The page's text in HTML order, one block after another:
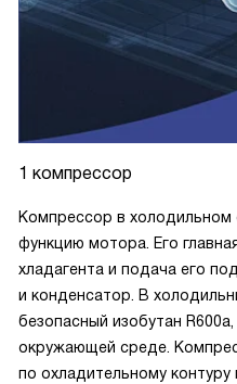
1 компрессор
Компрессор в холодильном
функцию мотора. Его
хладагента и подача его
и конденсатор. В
безопасный изобутан
окружающей среде.
по охладительному